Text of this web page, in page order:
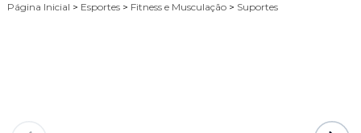
Página Inicial > Esportes > Fitness e Musculação > Suportes